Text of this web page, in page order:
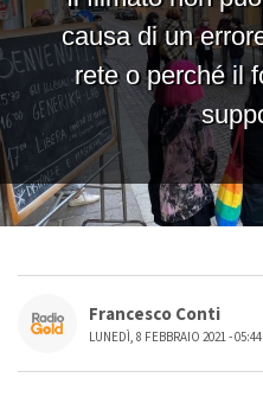
Francesco Conti
LUNEDÌ, 8 FEBBRAIO 2021 - 05:44